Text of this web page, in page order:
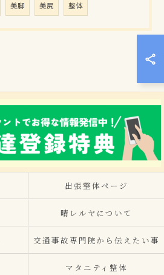
美脚 美尻 整体
出張整体ページ
晴レルヤについて
交通事故専門院から伝えたい事
マタニティ整体